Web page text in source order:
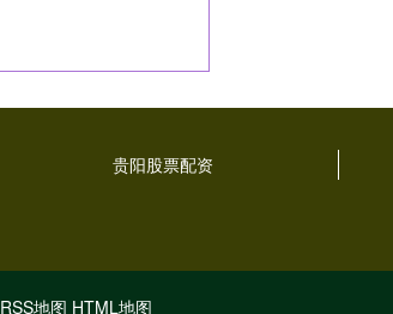
贵阳股票配资
RSS地图 HTML地图